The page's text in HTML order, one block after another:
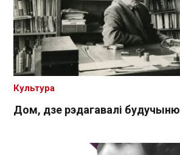
Дом, дзе рэдагавалі будучыню
Культура